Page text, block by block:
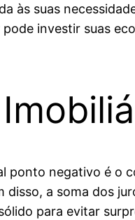
às suas
investir suas
ponto negativo é o
a soma dos
para evitar